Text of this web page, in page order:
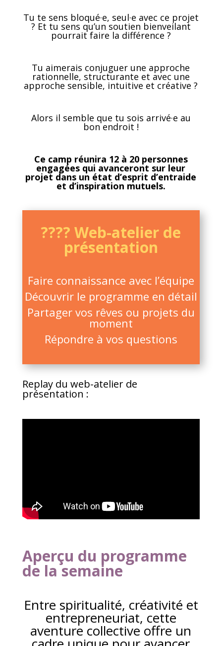
Tu te sens bloqué·e, seul·e avec ce projet
? Et tu sens qu’un soutien bienveilant
pourrait faire la différence ?
Tu aimerais conjuguer une approche
rationnelle, structurante et avec une
approche sensible, intuitive et créative ?
Alors il semble que tu sois arrivé·e au
bon endroit !
Ce camp réunira 12 à 20 personnes
engagées qui avanceront sur leur
projet dans un état d’esprit d’entraide
et d’inspiration mutuels.
???? Web-atelier de
présentation
Faire connaissance avec l’équipe
Découvrir le programme en détail
Partager vos rêves ou projets du
moment
Répondre à vos questions
Replay du web-atelier de
présentation :
Aperçu du programme
de la semaine
Entre spiritualité, créativité et
entrepreneuriat, cette
aventure collective offre un